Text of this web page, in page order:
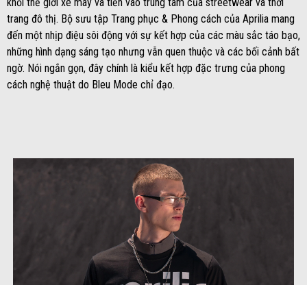
trang đô thị. Bộ sưu tập Trang phục & Phong cách của Aprilia mang
đến một nhịp điệu sôi động với sự kết hợp của các màu sắc táo bạo,
những hình dạng sáng tạo nhưng vẫn quen thuộc và các bối cảnh bất
ngờ. Nói ngắn gọn, đây chính là kiểu kết hợp đặc trưng của phong
cách nghệ thuật do Bleu Mode chỉ đạo.